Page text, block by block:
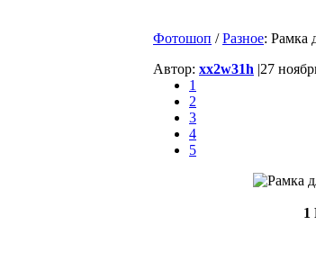
Фотошоп /Разное: Рамка
Автор: xx2w31h |27
1
2
3
4
5
1